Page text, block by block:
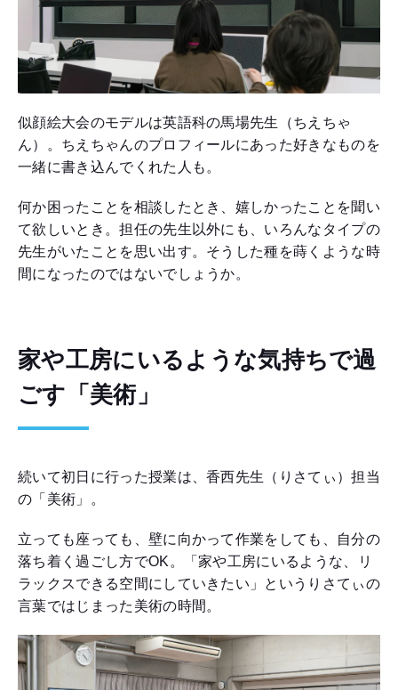
似顔絵大会のモデルは英語科の馬場先生（ちえちゃ
ん）。ちえちゃんのプロフィールにあった好きなものを
一緒に書き込んでくれた人も。
何か困ったことを相談したとき、嬉しかったことを聞い
て欲しいとき。担任の先生以外にも、いろんなタイプの
先生がいたことを思い出す。そうした種を蒔くような時
間になったのではないでしょうか。
家や工房にいるような気持ちで過
ごす「美術」
続いて初日に行った授業は、香西先生（りさてぃ）担当
の「美術」。
立っても座っても、壁に向かって作業をしても、自分の
落ち着く過ごし方でOK。「家や工房にいるような、リ
ラックスできる空間にしていきたい」というりさてぃの
言葉ではじまった美術の時間。